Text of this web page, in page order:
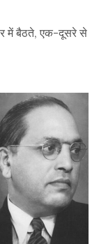
में बैठते, एक-दूसरे से